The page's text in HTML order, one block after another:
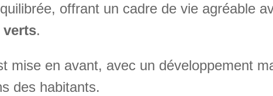
offrant un cadre de vie agréable
verts.
mise en avant, avec un développement
des habitants.